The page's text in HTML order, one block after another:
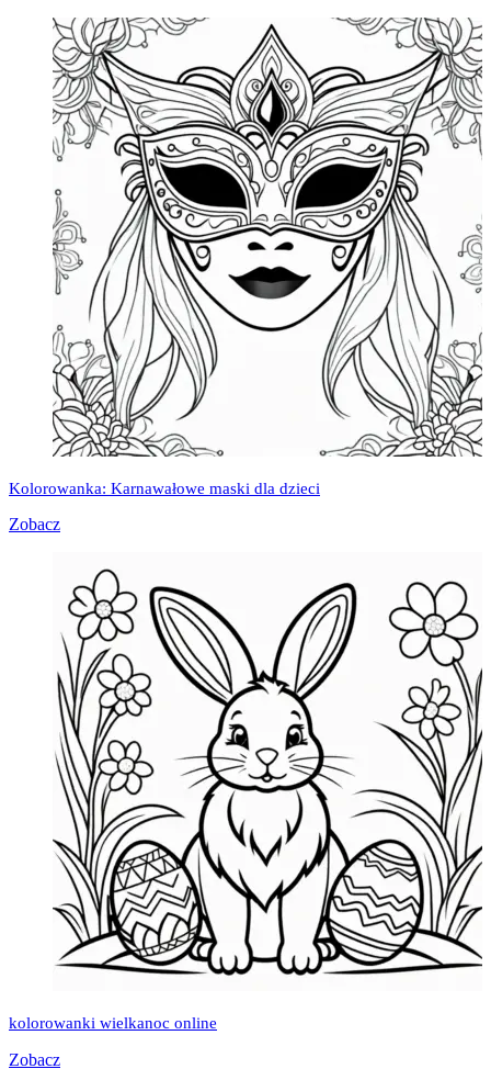
Kolorowanka: Karnawałowe maski dla dzieci
Zobacz
kolorowanki wielkanoc online
Zobacz